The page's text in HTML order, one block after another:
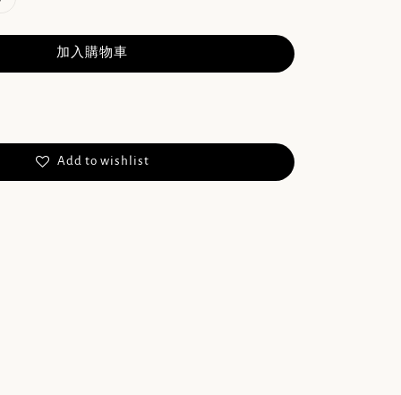
加入購物車
Add to wishlist